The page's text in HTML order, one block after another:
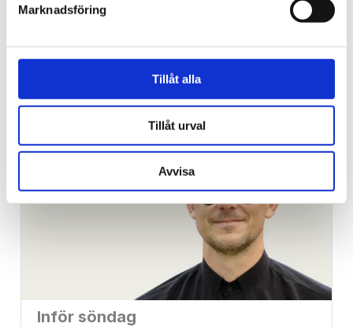
Marknadsföring
Tillåt alla
Tillåt urval
Avvisa
tusentals ändrad
lagstiftning
Inför söndag